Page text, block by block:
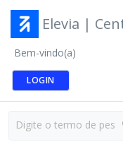
Elevia |
Bem-vindo(a)
LOGIN